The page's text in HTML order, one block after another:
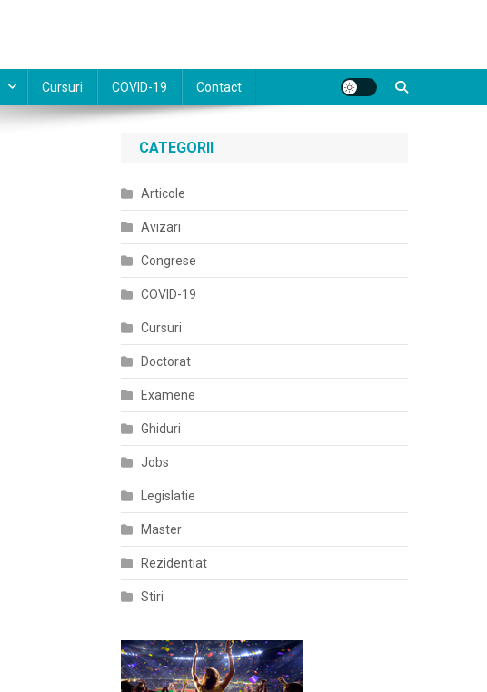
Cursuri COVID-19 Contact
CATEGORII
Articole
Avizari
Congrese
COVID-19
Cursuri
Doctorat
Examene
Ghiduri
Jobs
Legislatie
Master
Rezidentiat
Stiri